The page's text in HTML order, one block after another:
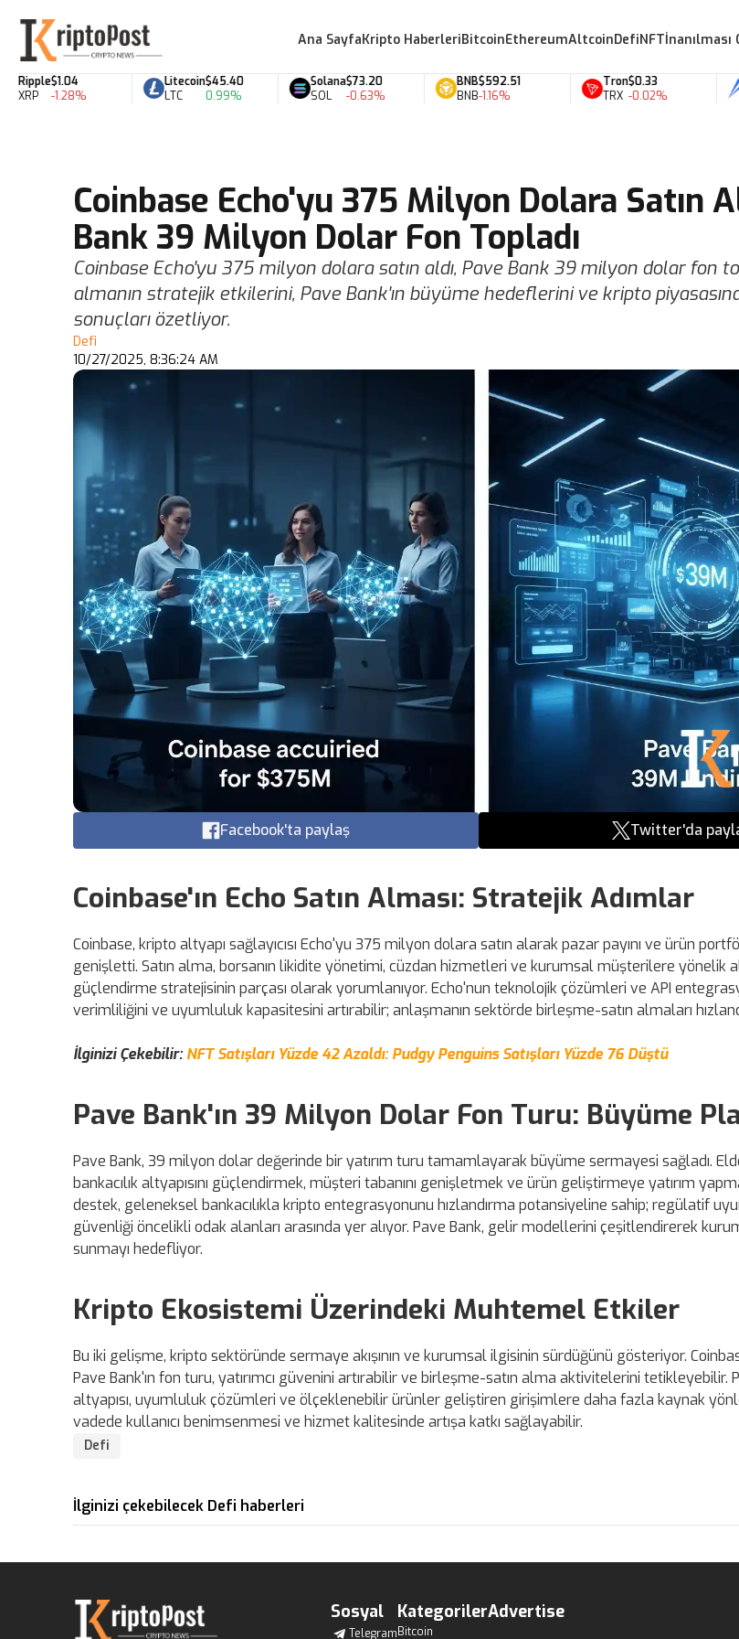
Ana SayfaKripto HaberleriBitcoinEthereumAltcoinDefiNFTİnanılması
$1.04
-1.28%
Litecoin
LTC
$45.40
0.99%
Solana
SOL
$73.20
-0.63%
BNB
BNB
$592.51
-1.16%
Tron
TRX
$0.33
-0.02%
Coinbase Echo'yu 375 Milyon Dolara Satın
Bank 39 Milyon Dolar Fon Topladı
Coinbase Echo'yu 375 milyon dolara satın aldı, Pave Bank 39 milyon dolar fon
almanın stratejik etkilerini, Pave Bank'ın büyüme hedeflerini ve kripto
sonuçları özetliyor.
Defi
10/27/2025, 8:36:24 AM
Facebook'ta paylaş Twitter'da
Coinbase'ın Echo Satın Alması: Stratejik Adımlar
Coinbase, kripto altyapı sağlayıcısı Echo'yu 375 milyon dolara satın alarak pazar payını ve ürün
genişletti. Satın alma, borsanın likidite yönetimi, cüzdan hizmetleri ve kurumsal müşterilere yönelik
güçlendirme stratejisinin parçası olarak yorumlanıyor. Echo'nun teknolojik çözümleri ve API
verimliliğini ve uyumluluk kapasitesini artırabilir; anlaşmanın sektörde birleşme-satın almaları
İlginizi Çekebilir:NFT Satışları Yüzde 42 Azaldı: Pudgy Penguins Satışları Yüzde 76 Düştü
Pave Bank'ın 39 Milyon Dolar Fon Turu: Büyüme
Pave Bank, 39 milyon dolar değerinde bir yatırım turu tamamlayarak büyüme sermayesi sağladı.
bankacılık altyapısını güçlendirmek, müşteri tabanını genişletmek ve ürün geliştirmeye yatırım
destek, geleneksel bankacılıkla kripto entegrasyonunu hızlandırma potansiyeline sahip; regülatif
güvenliği öncelikli odak alanları arasında yer alıyor. Pave Bank, gelir modellerini çeşitlendirerek
sunmayı hedefliyor.
Kripto Ekosistemi Üzerindeki Muhtemel Etkiler
Bu iki gelişme, kripto sektöründe sermaye akışının ve kurumsal ilgisinin sürdüğünü gösteriyor.
Pave Bank'ın fon turu, yatırımcı güvenini artırabilir ve birleşme-satın alma aktivitelerini tetikleyebilir.
altyapısı, uyumluluk çözümleri ve ölçeklenebilir ürünler geliştiren girişimlere daha fazla kaynak
vadede kullanıcı benimsenmesi ve hizmet kalitesinde artışa katkı sağlayabilir.
Defi
İlginizi çekebilecek Defi haberleri
Sosyal
Telegram
Kategoriler
Bitcoin
Advertise